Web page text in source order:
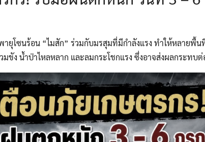
Search
for:
Search
ยุโซนร้อน “ไมสัก” ร่วมกับมรสุมที่มีกำลังแรง ทำให้หลายพื้
มขัง น้ำป่าไหลหลาก และลมกระโชกแรง ซึ่งอาจส่งผลกระทบ